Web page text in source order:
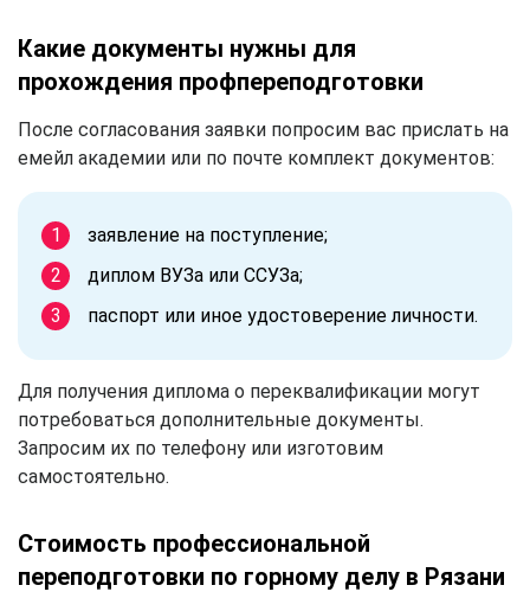
Какие документы нужны для
прохождения профпереподготовки
После согласования заявки попросим вас прислать на
емейл академии или по почте комплект документов:
заявление на поступление;
диплом ВУЗа или ССУЗа;
паспорт или иное удостоверение личности.
Для получения диплома о переквалификации могут
потребоваться дополнительные документы.
Запросим их по телефону или изготовим
самостоятельно.
Стоимость профессиональной
переподготовки по горному делу в Рязани